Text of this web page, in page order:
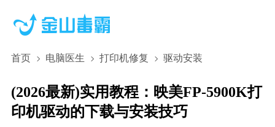
首页 电脑医生 打印机修复 驱动安装
(2026最新)实用教程：映美FP-5900K打
印机驱动的下载与安装技巧